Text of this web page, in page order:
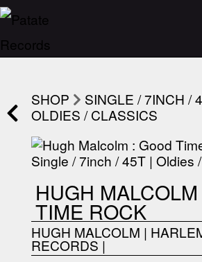
SHOP
SINGLE / 7INCH /
OLDIES / CLASSICS
HUGH
TIME ROCK
HUGH MALCOLM |
RECORDS |